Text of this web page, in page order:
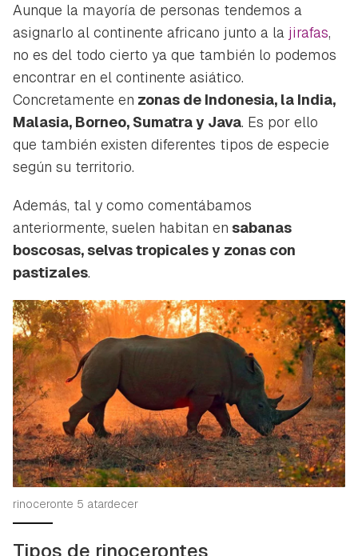
Aunque la mayoría de personas tendemos a
asignarlo al continente africano junto a la jirafas,
no es del todo cierto ya que también lo podemos
encontrar en el continente asiático.
Concretamente en zonas de Indonesia, la India,
Malasia, Borneo, Sumatra y Java. Es por ello
que también existen diferentes tipos de especie
según su territorio.
Además, tal y como comentábamos
anteriormente, suelen habitan en sabanas
boscosas, selvas tropicales y zonas con
pastizales.
rinoceronte 5 atardecer
Tipos de rinocerontes